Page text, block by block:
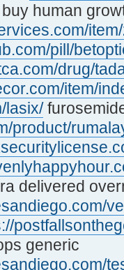
human
pill/
drug/
item/
lasix/
product/
delivered
generic